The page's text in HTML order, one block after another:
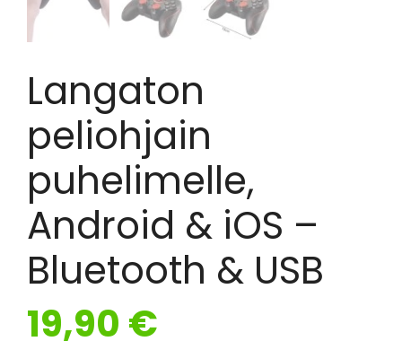
Langaton
peliohjain
puhelimelle,
Android & iOS –
Bluetooth & USB
19,90 €